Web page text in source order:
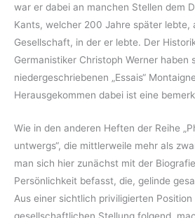
war er dabei an manchen Stellen dem
Kants, welcher 200 Jahre später lebte,
Gesellschaft, in der er lebte. Der
Germanistiker Christoph Werner haben
niedergeschriebenen „Essais“
Herausgekommen dabei ist eine
Wie in den anderen Heften der Reihe
untwergs“, die mittlerweile mehr als
man sich hier zunächst mit der
Persönlichkeit befasst, die, gelinde
Aus einer sichtlich priviligierten
gesellschaftlichen Stellung folgend,